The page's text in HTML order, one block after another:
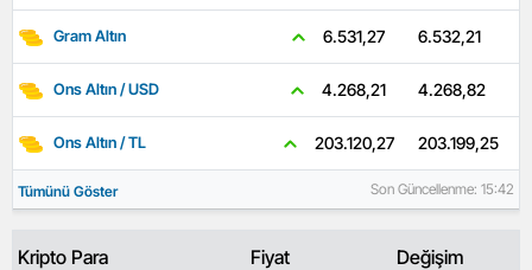
Gram Altın 6.531,27 6.532,21
Ons Altın / USD 4.268,21 4.268,82
Ons Altın / TL 203.120,27 203.199,25
Tümünü Göster Son Güncellenme: 15:42
Kripto Para Fiyat Değişim